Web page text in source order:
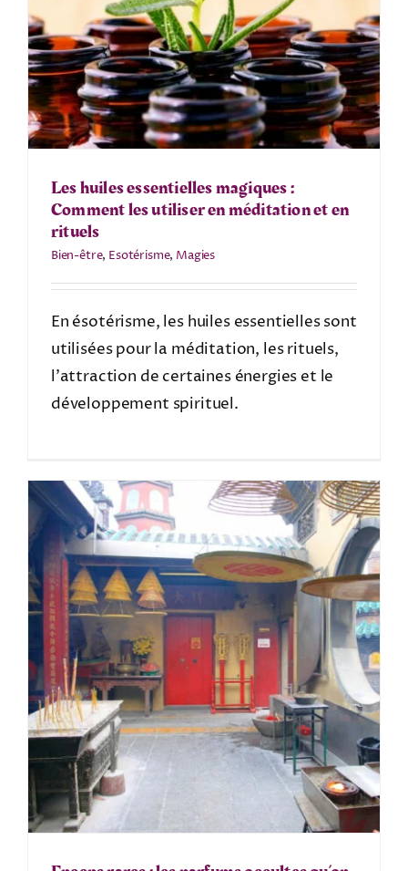
Les huiles essentielles magiques :
Comment les utiliser en méditation et en
rituels
Bien-être, Esotérisme, Magies
En ésotérisme, les huiles essentielles sont
utilisées pour la méditation, les rituels,
l’attraction de certaines énergies et le
développement spirituel.